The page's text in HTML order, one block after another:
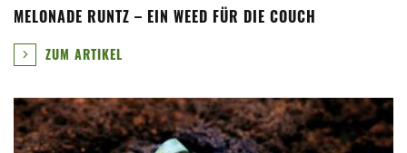
MELONADE RUNTZ – EIN WEED FÜR DIE COUCH
ZUM ARTIKEL